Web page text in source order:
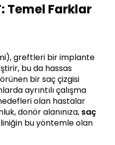
Temel Farklar
greftleri bir implante
bu da hassas
bir saç çizgisi
ayrıntılı çalışma
olan hastalar
donör alanınıza, saç
bu yöntemle olan